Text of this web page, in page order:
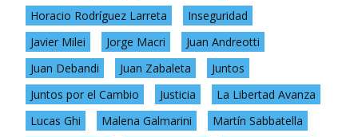
Horacio Rodríguez Larreta
Inseguridad
Javier Milei
Jorge Macri
Juan Andreotti
Juan Debandi
Juan Zabaleta
Juntos
Juntos por el Cambio
Justicia
La Libertad Avanza
Lucas Ghi
Malena Galmarini
Martín Sabbatella